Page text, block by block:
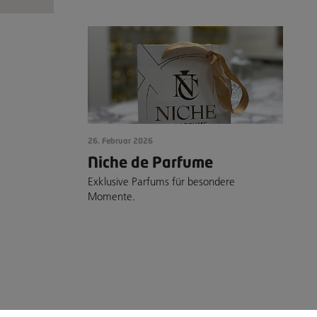
26. Februar 2026
Niche de Parfume
Exklusive Parfums für besondere
Momente.